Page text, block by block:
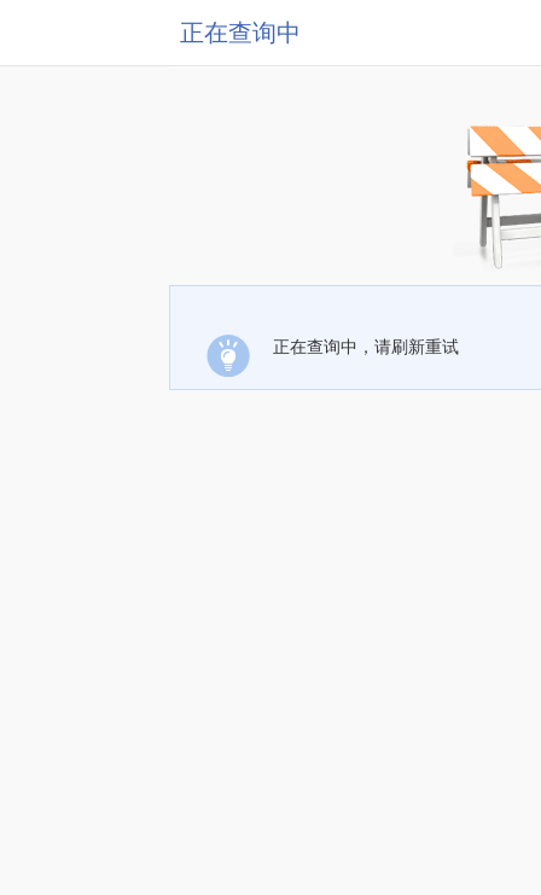
正在查询中
正在查询中，请刷新重试